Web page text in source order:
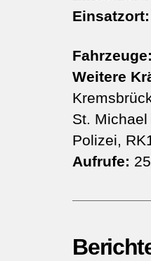
Einsatzort:
Fahrzeuge:
Weitere
St.
Polizei,
Aufrufe: